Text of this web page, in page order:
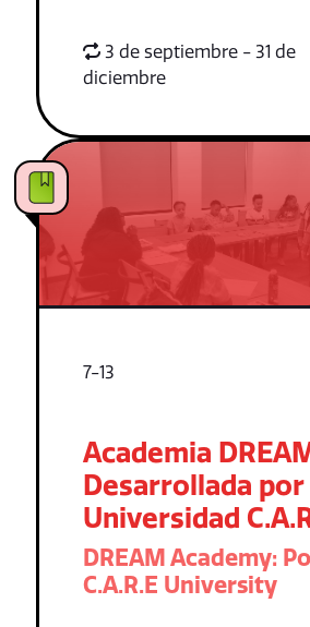
3 de septiembre - 31 de
diciembre
7-13
Academia
Desarrollada por
Universidad
DREAM Academy:
C.A.R.E University